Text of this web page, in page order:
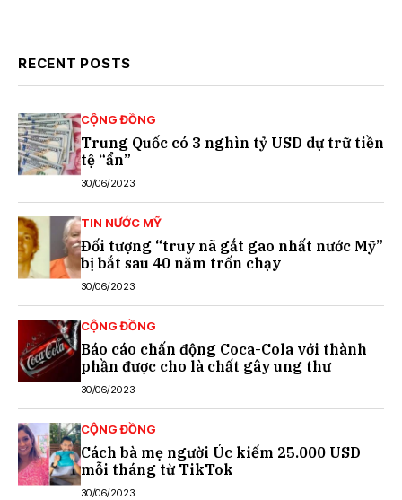
RECENT POSTS
CỘNG ĐỒNG
Trung Quốc có 3 nghìn tỷ USD dự trữ tiền
tệ “ẩn”
30/06/2023
TIN NƯỚC MỸ
Đối tượng “truy nã gắt gao nhất nước Mỹ”
bị bắt sau 40 năm trốn chạy
30/06/2023
CỘNG ĐỒNG
Báo cáo chấn động Coca-Cola với thành
phần được cho là chất gây ung thư
30/06/2023
CỘNG ĐỒNG
Cách bà mẹ người Úc kiếm 25.000 USD
mỗi tháng từ TikTok
30/06/2023